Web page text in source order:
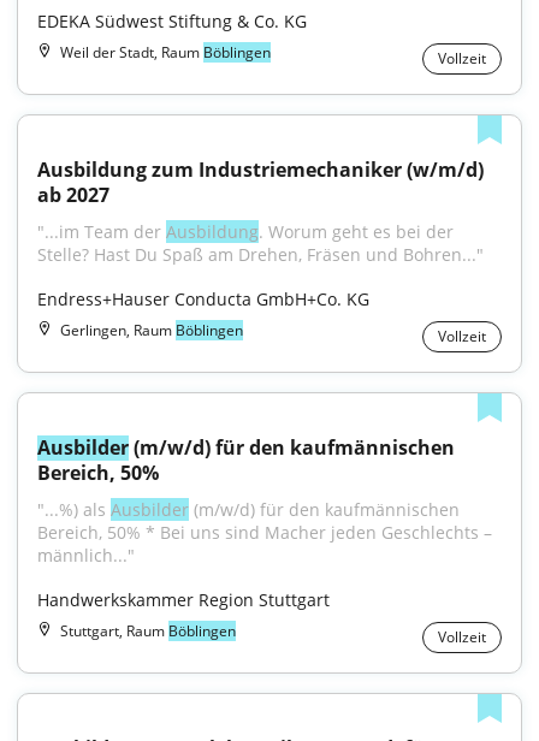
EDEKA Südwest Stiftung & Co. KG
Weil der Stadt, Raum Böblingen Vollzeit
Ausbildung zum Industriemechaniker (w/m/d)
ab 2027
"...im Team der Ausbildung. Worum geht es bei der
Stelle? Hast Du Spaß am Drehen, Fräsen und Bohren..."
Endress+Hauser Conducta GmbH+Co. KG
Gerlingen, Raum Böblingen Vollzeit
Ausbilder (m/w/d) für den kaufmännischen
Bereich, 50%
"...%) als Ausbilder (m/w/d) für den kaufmännischen
Bereich, 50% * Bei uns sind Macher jeden Geschlechts –
männlich..."
Handwerkskammer Region Stuttgart
Stuttgart, Raum Böblingen Vollzeit